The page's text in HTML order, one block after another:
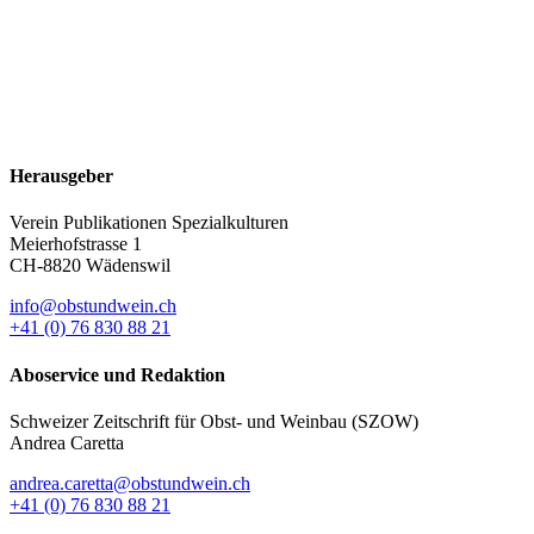
Herausgeber
Verein Publikationen Spezialkulturen
Meierhofstrasse 1
CH-8820 Wädenswil
info@obstundwein.ch
+41 (0) 76 830 88 21
Aboservice und Redaktion
Schweizer Zeitschrift für Obst- und Weinbau (SZOW)
Andrea Caretta
andrea.caretta@obstundwein.ch
+41 (0) 76 830 88 21